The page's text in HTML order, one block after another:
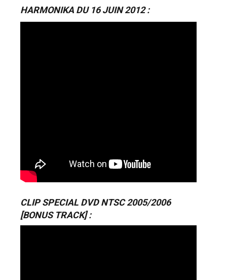
HARMONIKA DU 16 JUIN 2012 :
CLIP SPECIAL DVD NTSC 2005/2006
[BONUS TRACK] :